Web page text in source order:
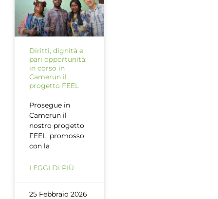
Diritti, dignità e
pari opportunità:
in corso in
Camerun il
progetto FEEL
Prosegue in
Camerun il
nostro progetto
FEEL, promosso
con la
LEGGI DI PIÙ
25 Febbraio 2026